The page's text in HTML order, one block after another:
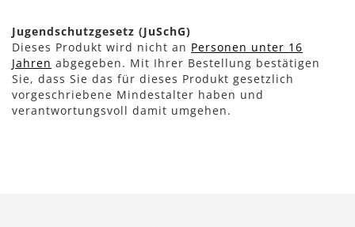
Jugendschutzgesetz (JuSchG)
Dieses Produkt wird nicht an Personen unter 16
Jahren abgegeben. Mit Ihrer Bestellung bestätigen
Sie, dass Sie das für dieses Produkt gesetzlich
vorgeschriebene Mindestalter haben und
verantwortungsvoll damit umgehen.